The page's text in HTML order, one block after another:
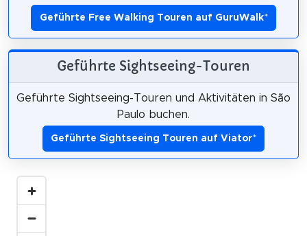
Geführte Free Walking Touren auf GuruWalk*
Geführte Sightseeing-Touren
Geführte Sightseeing-Touren und Aktivitäten in São
Paulo buchen.
Geführte Sightseeing Touren auf Viator*